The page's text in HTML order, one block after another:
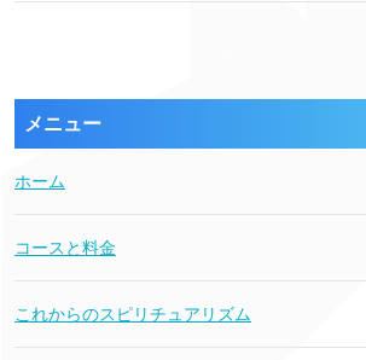
メニュー
ホーム
コースと料金
これからのスピリチュアリズム